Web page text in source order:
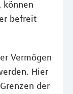
können
befreit
Vermögen
Hier
der